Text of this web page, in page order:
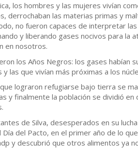
los hombres y las mujeres vivían
derrochaban las materias primas y
no fueron capaces de interpretar
y liberando gases nocivos para
en nosotros.
los Años Negros: los gases
las que vivían más próximas a los
lograron refugiarse bajo tierra se
y finalmente la población se dividió
de Silva, desesperados en su
del Pacto, en el primer año de lo
y descubrió que otros alimentos ya